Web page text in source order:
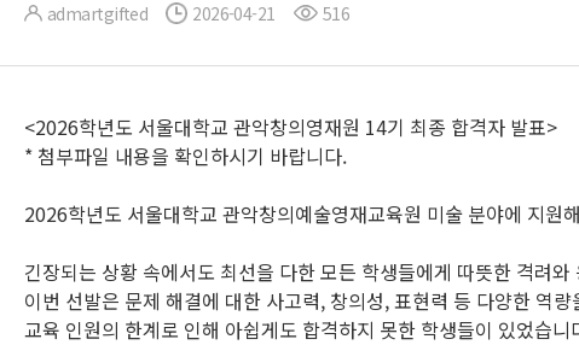
admartgifted 2026-04-21 516
<2026학년도 서울대학교 관악창의영재원 14기 최종 합격자 발표>
* 첨부파일 내용을 확인하시기 바랍니다.
2026학년도 서울대학교 관악창의예술영재교육원 미술 분야에 지원
긴장되는 상황 속에서도 최선을 다한 모든 학생들에게 따뜻한 격려
이번 선발은 문제 해결에 대한 사고력, 창의성, 표현력 등 다양한 역
교육 인원의 한계로 인해 아쉽게도 합격하지 못한 학생들이 있었습